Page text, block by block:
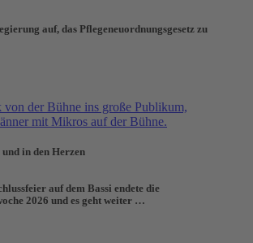
auf, das Pflegeneuordnungsgesetz zu
und in den Herzen
auf dem Bassi endete die
2026 und es geht weiter …